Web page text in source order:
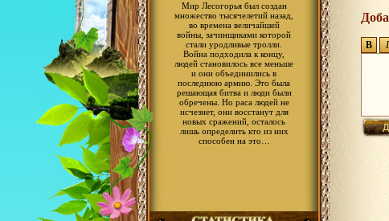
Мир Лесогорья был создан
множество тысячелетий назад,
во времена величайшей
войны, зачинщиками которой
стали уродливые тролли.
Война подходила к концу,
людей становилось все меньше
и они объединились в
последнюю армию. Это была
решающая битва и люди были
обречены. Но раса людей не
исчезнет, они восстанут для
новых сражений, осталось
лишь определить кто из них
способен на это…